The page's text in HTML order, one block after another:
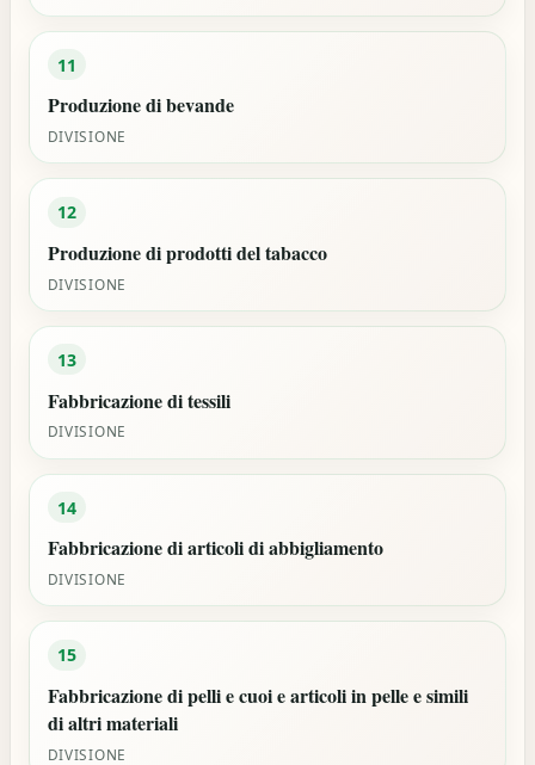
11
Produzione di bevande
DIVISIONE
12
Produzione di prodotti del tabacco
DIVISIONE
13
Fabbricazione di tessili
DIVISIONE
14
Fabbricazione di articoli di abbigliamento
DIVISIONE
15
Fabbricazione di pelli e cuoi e articoli in pelle e simili
di altri materiali
DIVISIONE